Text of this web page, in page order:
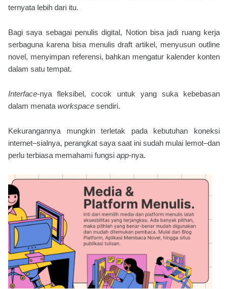
ternyata lebih dari itu.
Bagi saya sebagai penulis digital, Notion bisa jadi ruang kerja
serbaguna karena bisa menulis draft artikel, menyusun outline
novel, menyimpan referensi, bahkan mengatur kalender konten
dalam satu tempat.
Interface-nya fleksibel, cocok untuk yang suka kebebasan
dalam menata workspace sendiri.
Kekurangannya mungkin terletak pada kebutuhan koneksi
internet–sialnya, perangkat saya saat ini sudah mulai lemot–dan
perlu terbiasa memahami fungsi app-nya.